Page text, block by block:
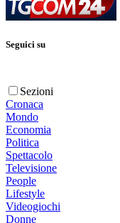
Seguici su
Sezioni
Cronaca
Mondo
Economia
Politica
Spettacolo
Televisione
People
Lifestyle
Videogiochi
Donne